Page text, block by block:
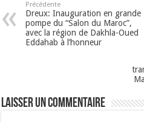
Précédente
Dreux: Inauguration en grande
pompe du “Salon du Maroc”,
avec la région de Dakhla-Oued
Eddahab à l’honneur
Laisser un commentaire